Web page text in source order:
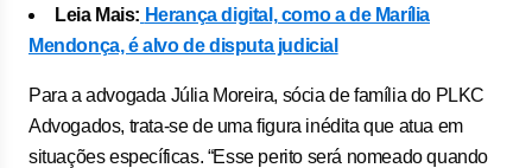
Leia Mais: Herança digital, como a de Marília
Mendonça, é alvo de disputa judicial
Para a advogada Júlia Moreira, sócia de família do PLKC
Advogados, trata-se de uma figura inédita que atua em
situações específicas. “Esse perito será nomeado quando